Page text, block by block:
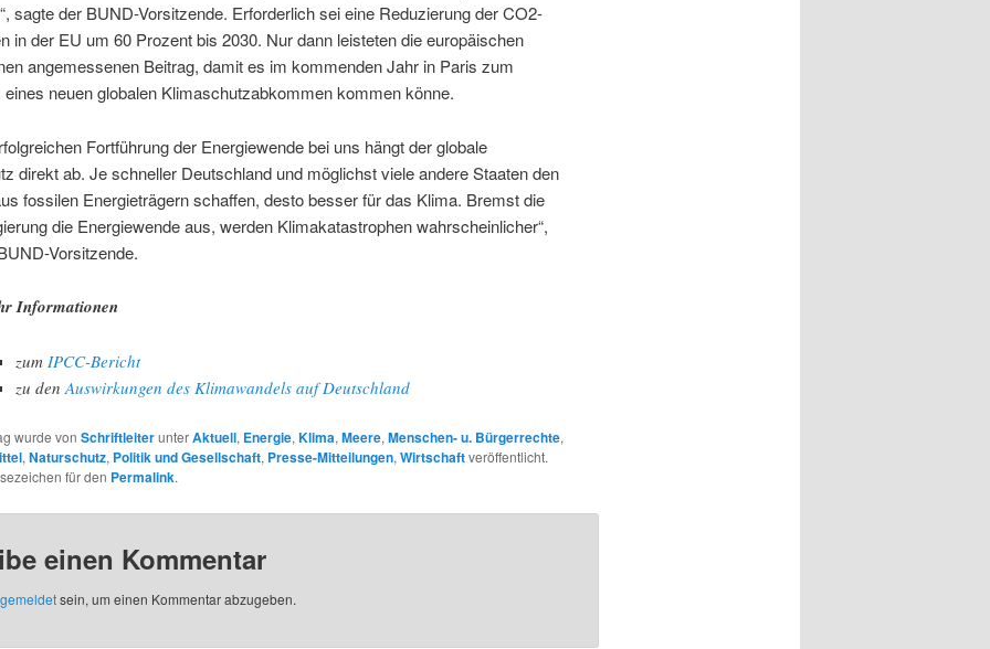
sagte der BUND-Vorsitzende. Erforderlich sei eine Reduzierung der CO2-
in der EU um 60 Prozent bis 2030. Nur dann leisteten die europäischen
angemessenen Beitrag, damit es im kommenden Jahr in Paris zum
neuen globalen Klimaschutzabkommen kommen könne.
Fortführung der Energiewende bei uns hängt der globale
direkt ab. Je schneller Deutschland und möglichst viele andere Staaten den
fossilen Energieträgern schaffen, desto besser für das Klima. Bremst die
die Energiewende aus, werden Klimakatastrophen wahrscheinlicher“,
Vorsitzende.
Informationen
zum IPCC-Bericht
zu denAuswirkungen des Klimawandels auf Deutschland
wurde von SchriftleiterunterAktuell, Energie, Klima, Meere, Menschen- u. Bürgerrechte,
, Naturschutz, Politik und Gesellschaft, Presse-Mitteilungen, Wirtschaftveröffentlicht.
für den Permalink.
einen Kommentar
sein, um einen Kommentar abzugeben.